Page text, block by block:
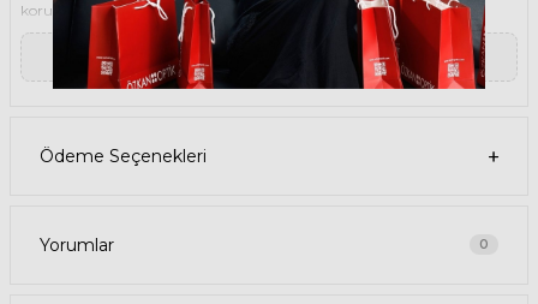
koruması sunar. Bu sayede, gözlerinizi güneşin zararlı ışınlarından
korur ve göz sağlığınızı korur. Yeşil cam rengi, ışığı dengeli bir şekilde
filtreler ve her ortamda rahat bir görüş sağlar.
Paket İçeriği
• PRADA 10YS 08U0AO 55 Gri Unisex Güneş Gözlüğü
• Gözlük temizleme bezi
Ürün Kullanımı
pedlerini ayarlayın. Güneş gözlüğünüzü çıkardığınızda, kılıfına
▼ Devamını Oku
Ödeme Seçenekleri
Yorumlar 0